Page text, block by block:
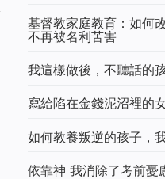
基督教家庭教育：如何
不再被名利苦害
我這樣做後，不聽話的
寫給陷在金錢泥沼裡的
如何教養叛逆的孩子，
依靠神 我消除了考前憂